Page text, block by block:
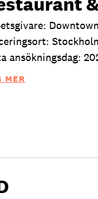
ansökningsdag:
MER